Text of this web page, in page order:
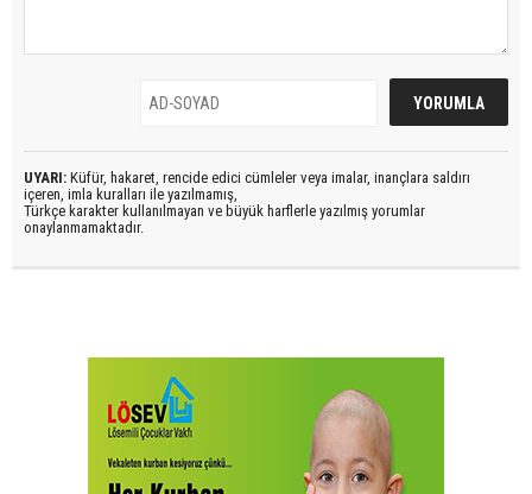
UYARI: Küfür, hakaret, rencide edici cümleler veya imalar, inançlara saldırı
içeren, imla kuralları ile yazılmamış,
Türkçe karakter kullanılmayan ve büyük harflerle yazılmış yorumlar
onaylanmamaktadır.